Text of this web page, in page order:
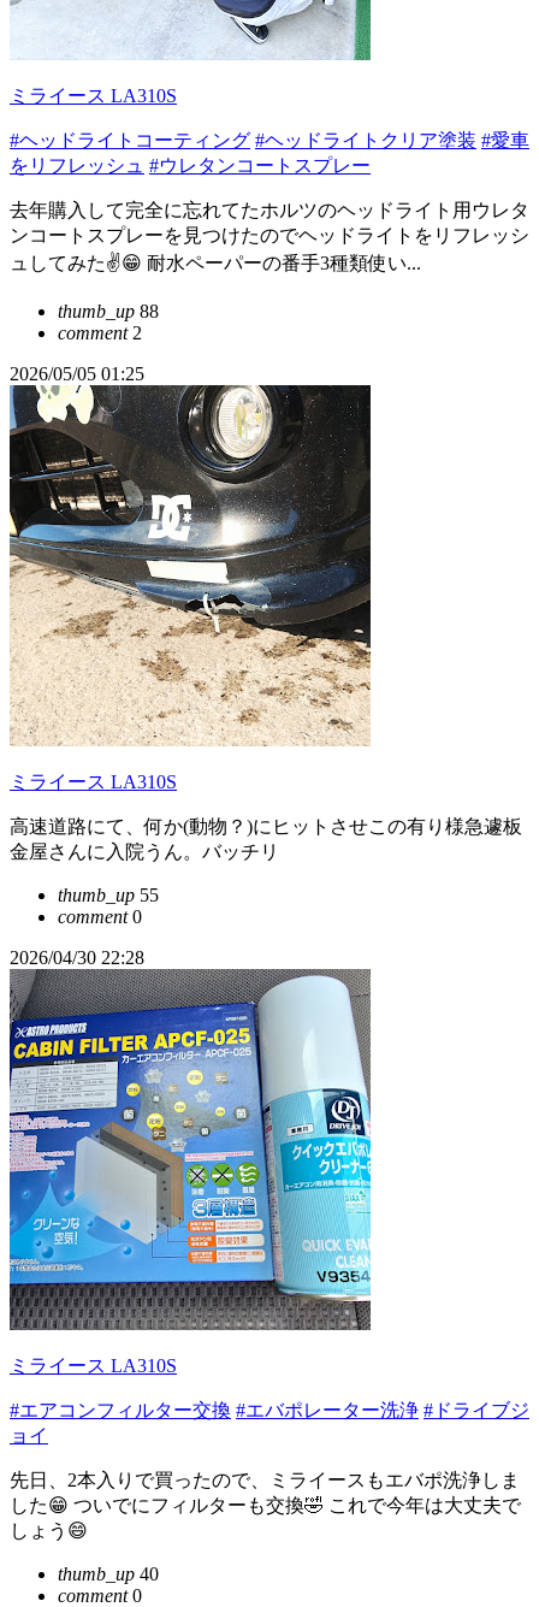
ミライース LA310S
#ヘッドライトコーティング #ヘッドライトクリア塗装 #愛車
をリフレッシュ #ウレタンコートスプレー
去年購入して完全に忘れてたホルツのヘッドライト用ウレタ
ンコートスプレーを見つけたのでヘッドライトをリフレッシ
ュしてみた✌️😁 耐水ペーパーの番手3種類使い...
thumb_up 88
comment2
2026/05/05 01:25
ミライース LA310S
高速道路にて、何か(動物？)にヒットさせこの有り様急遽板
金屋さんに入院うん。バッチリ
thumb_up 55
comment0
2026/04/30 22:28
ミライース LA310S
#エアコンフィルター交換 #エバポレーター洗浄 #ドライブジ
ョイ
先日、2本入りで買ったので、ミライースもエバポ洗浄しま
した😁 ついでにフィルターも交換🤣 これで今年は大丈夫で
しょう😄
thumb_up 40
comment0